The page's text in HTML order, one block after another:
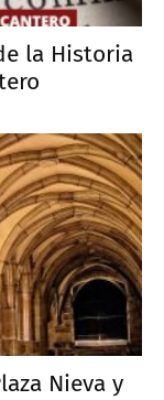
la Historia
Nieva y